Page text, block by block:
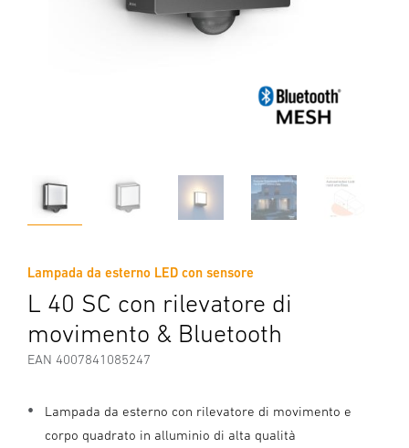
Lampada da esterno LED con sensore
L 40 SC con rilevatore di
movimento & Bluetooth
EAN 4007841085247
Lampada da esterno con rilevatore di movimento e
corpo quadrato in alluminio di alta qualità